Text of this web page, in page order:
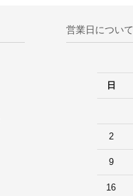
営業日について
日
2
9
16